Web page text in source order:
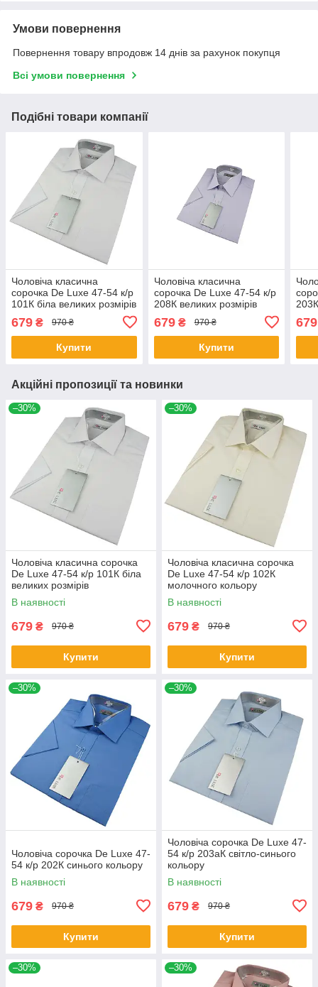
Умови повернення
Повернення товару впродовж 14 днів за рахунок покупця
Всі умови повернення
Подібні товари компанії
Чоловіча класична
сорочка De Luxe 47-54 к/р
101К біла великих розмірів
679 ₴ 970 ₴
Купити
Чоловіча класична
сорочка De Luxe 47-54 к/р
208К великих розмірів
679₴ 970 ₴
Купити
679
Акційні пропозиції та новинки
–30%
Чоловіча класична сорочка
De Luxe 47-54 к/р 101К біла
великих розмірів
В наявності
679 ₴ 970 ₴
Купити
–30%
Чоловіча класична сорочка
De Luxe 47-54 к/р 102К
молочного кольору
В наявності
679 ₴ 970 ₴
Купити
–30%
Чоловіча сорочка De Luxe 47-
54 к/р 202К синього кольору
В наявності
679 ₴ 970 ₴
Купити
–30%
Чоловіча сорочка De Luxe 47-
54 к/р 203аК світло-синього
кольору
В наявності
679 ₴ 970 ₴
Купити
–30% –30%